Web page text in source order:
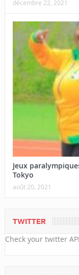
décembre 22, 2021
Jeux
Tokyo
août 20, 2021
TWITTER
Check your twitter